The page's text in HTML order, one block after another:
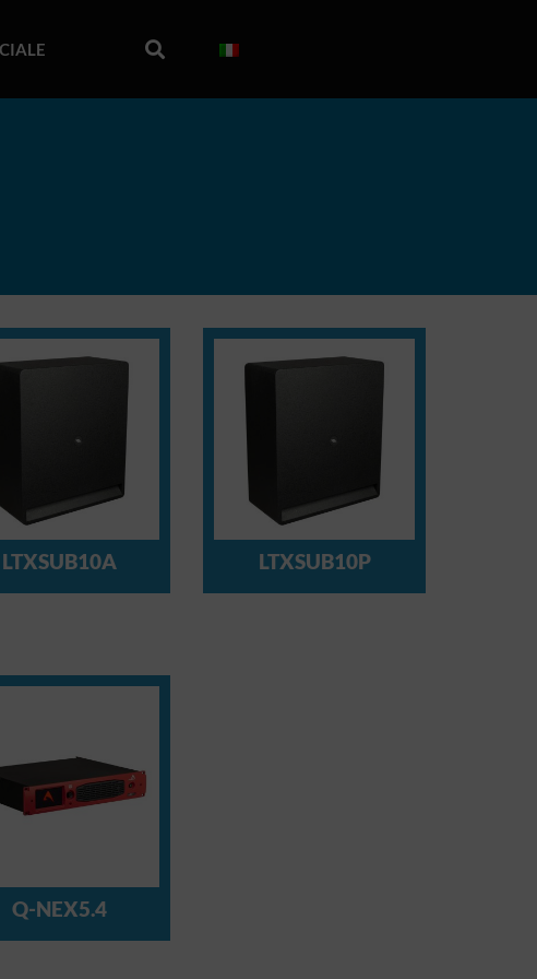
LTXSUB10A LTXSUB10P
Q-NEX5.4